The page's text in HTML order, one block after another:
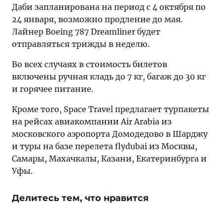
Даби запланирована на период с 4 октября по
24 января, возможно продление до мая.
Лайнер Boeing 787 Dreamliner будет
отправляться трижды в неделю.
Во всех случаях в стоимость билетов
включены ручная кладь до 7 кг, багаж до 30 кг
и горячее питание.
Кроме того, Space Travel предлагает турпакеты
на рейсах авиакомпании Air Arabia из
московского аэропорта Домодедово в Шарджу
и туры на базе перелета flydubai из Москвы,
Самары, Махачкалы, Казани, Екатеринбурга и
Уфы.
Делитесь тем, что нравится